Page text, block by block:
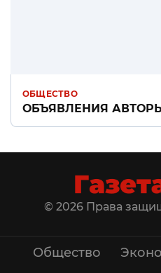
ОБЩЕСТВО
ОБЪЯВЛЕНИЯ
© 2026 Права
Общество